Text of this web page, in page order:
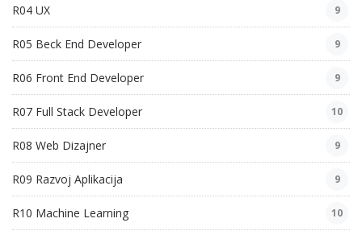
R04 UX 9
R05 Beck End Developer 9
R06 Front End Developer 9
R07 Full Stack Developer 10
R08 Web Dizajner 9
R09 Razvoj Aplikacija 9
R10 Machine Learning 10